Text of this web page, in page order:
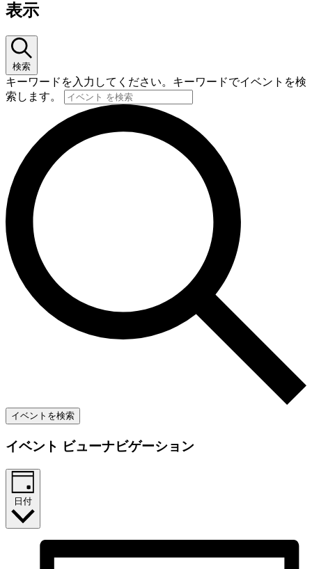
ベ
ン
ト
for
2025
日
表示
検索
キーワードを入力してください。キーワードでイベントを検
索します。
イベントを検索
イベント ビューナビゲーション
日付